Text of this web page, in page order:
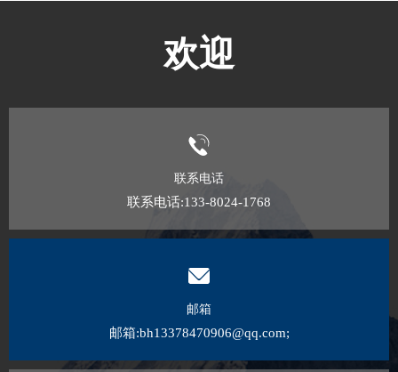
欢迎
联系电话
联系电话:133-8024-1768
邮箱
邮箱:bh13378470906@qq.com;